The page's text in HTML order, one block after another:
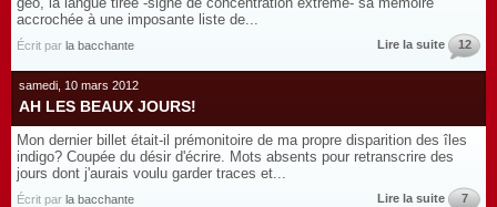
accrochée à une imposante liste de...
Écrit par la bacchante Lire la suite 12
samedi, 10 mars 2012
AH LES BEAUX JOURS!
Mon dernier billet était-il prémonitoire de ma propre disparition des îles
indigo? Coupée du désir d'écrire. Mots absents pour retranscrire des
jours dont j'aurais voulu garder traces et...
Écrit par la bacchante Lire la suite 7